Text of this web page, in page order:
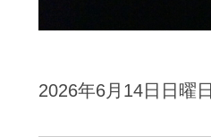
2026年6月14日日曜日